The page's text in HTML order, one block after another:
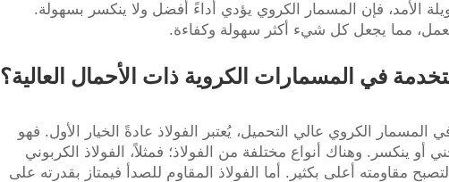
الأمد، فإن المسمار الكروي يؤدي أداءً أفضل ولا ينكسر بسهولة.
للعمل، مما يجعل كل شيء أكثر سهولة وكفاءة.
في المسمارات الكروية ذات الأحمال العالية؟
الكروي عالي التحميل، يُعتبر الفولاذ عادةً الخيار الأول. فهو
أو ينكسر. وهناك أنواع مختلفة من الفولاذ؛ فمثلاً، الفولاذ الكربوني
مقاومته أعلى بكثير. أما الفولاذ المقاوم للصدأ فيمتاز بقدرته على